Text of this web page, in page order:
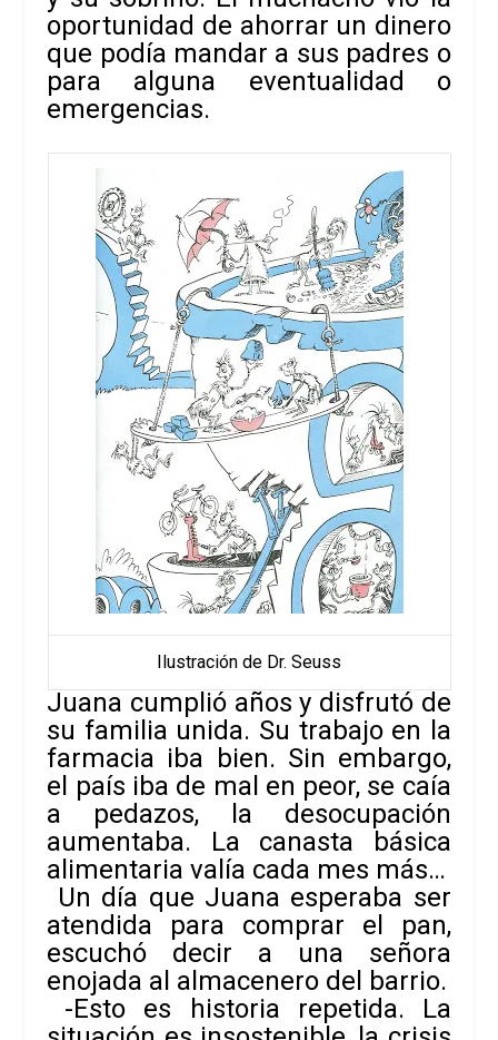
oportunidad de ahorrar un dinero
que podía mandar a sus padres o
para alguna eventualidad o
emergencias.
Ilustración de Dr. Seuss
Juana cumplió años y disfrutó de
su familia unida. Su trabajo en la
farmacia iba bien. Sin embargo,
el país iba de mal en peor, se caía
a pedazos, la desocupación
aumentaba. La canasta básica
alimentaria valía cada mes más…
Un día que Juana esperaba ser
atendida para comprar el pan,
escuchó decir a una señora
enojada al almacenero del barrio.
-Esto es historia repetida. La